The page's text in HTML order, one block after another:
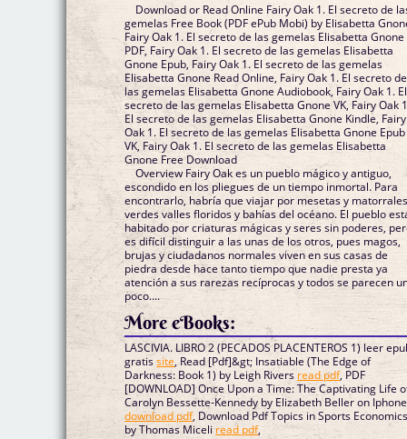
Download or Read Online Fairy Oak 1. El secreto de
gemelas Free Book (PDF ePub Mobi) by Elisabetta
Fairy Oak 1. El secreto de las gemelas Elisabetta Gnone
PDF, Fairy Oak 1. El secreto de las gemelas Elisabetta
Gnone Epub, Fairy Oak 1. El secreto de las gemelas
Elisabetta Gnone Read Online, Fairy Oak 1. El secreto de
las gemelas Elisabetta Gnone Audiobook, Fairy Oak 1. El
secreto de las gemelas Elisabetta Gnone VK, Fairy Oak
El secreto de las gemelas Elisabetta Gnone Kindle, Fairy
Oak 1. El secreto de las gemelas Elisabetta Gnone Epub
VK, Fairy Oak 1. El secreto de las gemelas Elisabetta
Gnone Free Download
Overview Fairy Oak es un pueblo mágico y antiguo,
escondido en los pliegues de un tiempo inmortal. Para
encontrarlo, habría que viajar por mesetas y
verdes valles floridos y bahías del océano. El pueblo
habitado por criaturas mágicas y seres sin poderes,
es difícil distinguir a las unas de los otros, pues magos,
brujas y ciudadanos normales viven en sus casas de
piedra desde hace tanto tiempo que nadie presta ya
atención a sus rarezas recíprocas y todos se parecen
poco....
More eBooks:
LASCIVIA. LIBRO 2 (PECADOS PLACENTEROS 1) leer
gratissite, Read [Pdf]&gt; Insatiable (The Edge of
Darkness: Book 1) by Leigh Rivers read pdf, PDF
[DOWNLOAD] Once Upon a Time: The Captivating Life
Carolyn Bessette-Kennedy by Elizabeth Beller on Iphone
download pdf, Download Pdf Topics in Sports
by Thomas Miceliread pdf,